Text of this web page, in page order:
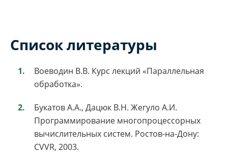
Список литературы
Воеводин В.В. Курс лекций «Параллельная
обработка».
Букатов А.А., Дацюк В.Н. Жегуло А.И.
Программирование многопроцессорных
вычислительных систем. Ростов-на-Дону:
CVVR, 2003.